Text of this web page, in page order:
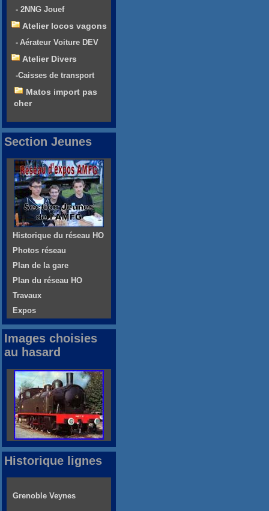
- 2NNG Jouef
Atelier locos vagons
- Aérateur Voiture DEV
Atelier Divers
-Caisses de transport
Matos import pas
cher
Section Jeunes
Historique du réseau HO
Photos réseau
Plan de la gare
Plan du réseau HO
Travaux
Expos
Images choisies
au hasard
Historique lignes
Grenoble Veynes